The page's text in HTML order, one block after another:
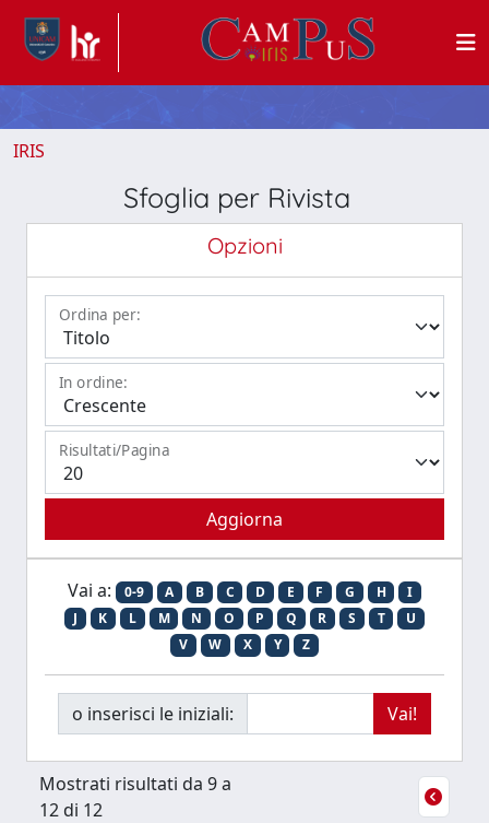
IRIS
Sfoglia per Rivista
Opzioni
Ordina per:
In ordine:
Risultati/Pagina
Vai a: 0-9 A B C D E F G H
I
J
K L M N O P Q R S T
U
V
W X Y Z
o inserisci le iniziali:
Mostrati risultati da 9 a
12 di 12